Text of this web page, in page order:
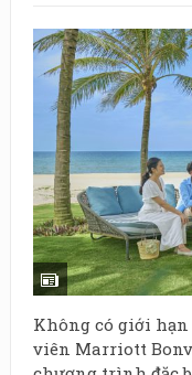
Không có giới
viên Marriott